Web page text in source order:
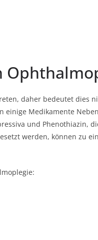
daher bedeutet dies
einige Medikamente
und Phenothiazin,
werden, können zu